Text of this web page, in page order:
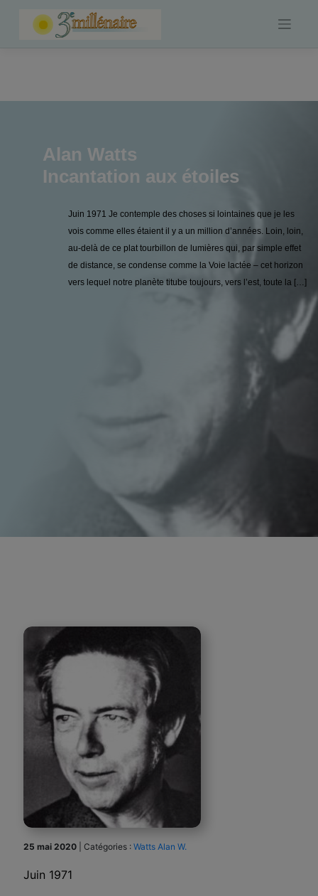
Alan Watts
Incantation aux étoiles
Juin 1971 Je contemple des choses si lointaines que je les
vois comme elles étaient il y a un million d’années. Loin, loin,
au-delà de ce plat tourbillon de lumières qui, par simple effet
de distance, se condense comme la Voie lactée – cet horizon
vers lequel notre planète titube toujours, vers l’est, toute la […]
25 mai 2020 Catégories : Watts Alan W.
Juin 1971